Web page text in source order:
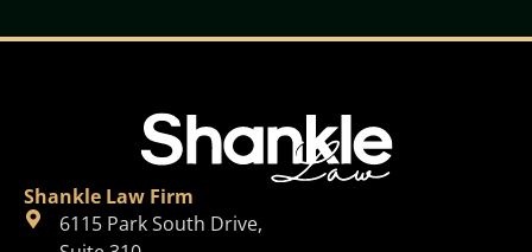
Shankle Law Firm
6115 Park South Drive,